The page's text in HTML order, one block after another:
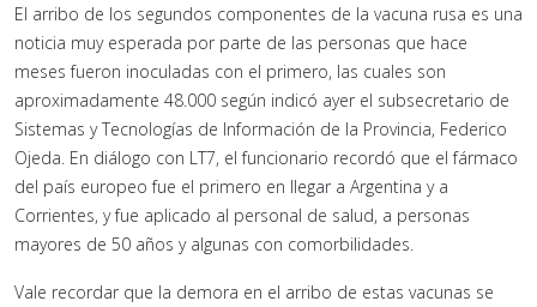
El arribo de los segundos componentes de la vacuna rusa es una
noticia muy esperada por parte de las personas que hace
meses fueron inoculadas con el primero, las cuales son
aproximadamente 48.000 según indicó ayer el subsecretario de
Sistemas y Tecnologías de Información de la Provincia, Federico
Ojeda. En diálogo con LT7, el funcionario recordó que el fármaco
del país europeo fue el primero en llegar a Argentina y a
Corrientes, y fue aplicado al personal de salud, a personas
mayores de 50 años y algunas con comorbilidades.
Vale recordar que la demora en el arribo de estas vacunas se